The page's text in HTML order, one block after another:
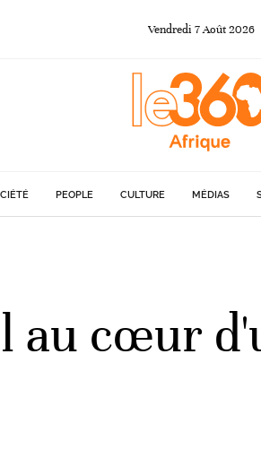
Vendredi 7Août 2026
PEOPLE CULTURE MÉDIAS
au cœur